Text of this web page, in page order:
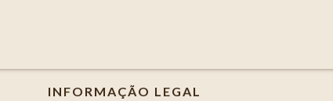
INFORMAÇÃO LEGAL